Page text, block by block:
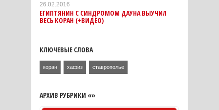
26.02.2016
ЕГИПТЯНИН С СИНДРОМОМ ДАУНА ВЫУЧИЛ
ВЕСЬ КОРАН (+ВИДЕО)
КЛЮЧЕВЫЕ СЛОВА
коран хафиз ставрополье
АРХИВ РУБРИКИ «»